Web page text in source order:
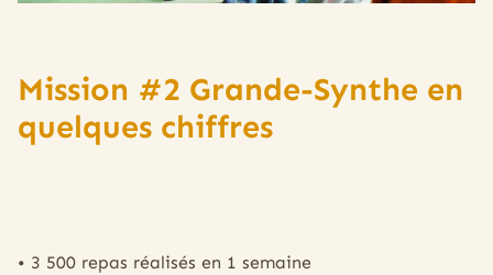
Mission #2 Grande-Synthe en
quelques chiffres
• 3 500 repas réalisés en 1 semaine